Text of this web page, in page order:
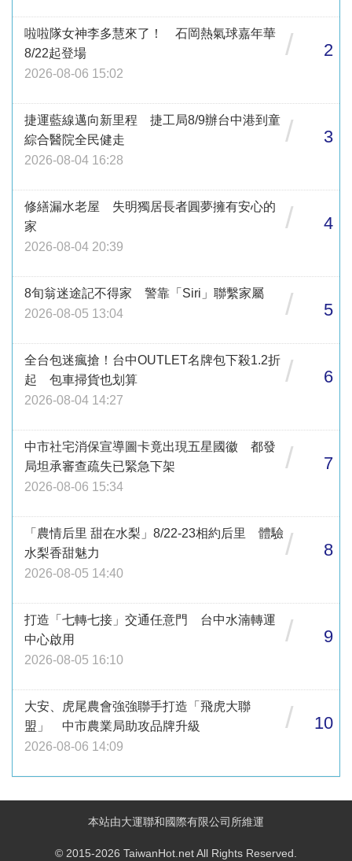
啦啦隊女神李多慧來了！ 石岡熱氣球嘉年華
8/22起登場
2026-08-06 15:02
/ 2
捷運藍線邁向新里程 捷工局8/9辦台中港到童
綜合醫院全民健走
2026-08-04 16:28
/ 3
修繕漏水老屋 失明獨居長者圓夢擁有安心的
家
2026-08-04 20:39
/ 4
8旬翁迷途記不得家 警靠「Siri」聯繫家屬
2026-08-05 13:04
/ 5
全台包迷瘋搶！台中OUTLET名牌包下殺1.2折
起 包車掃貨也划算
2026-08-04 14:27
/ 6
中市社宅消保宣導圖卡竟出現五星國徽 都發
局坦承審查疏失已緊急下架
2026-08-06 15:34
/ 7
「農情后里 甜在水梨」8/22-23相約后里 體驗
水梨香甜魅力
2026-08-05 14:40
/ 8
打造「七轉七接」交通任意門 台中水湳轉運
中心啟用
2026-08-05 16:10
/ 9
大安、虎尾農會強強聯手打造「飛虎大聯
盟」 中市農業局助攻品牌升級
2026-08-06 14:09
/ 10
本站由大運聯和國際有限公司所維運
© 2015-2026 TaiwanHot.net All Rights Reserved.